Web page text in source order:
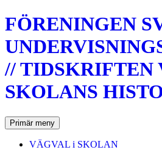
Hoppa
till
innehåll
FÖRENINGEN
// TIDSKRIFTEN
SKOLANS
SökPrimär meny
VÄGVAL i SKOLAN